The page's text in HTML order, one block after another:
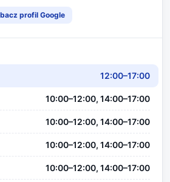
profil Google
12:00–17:00
10:00–12:00, 14:00–17:00
10:00–12:00, 14:00–17:00
10:00–12:00, 14:00–17:00
10:00–12:00, 14:00–17:00